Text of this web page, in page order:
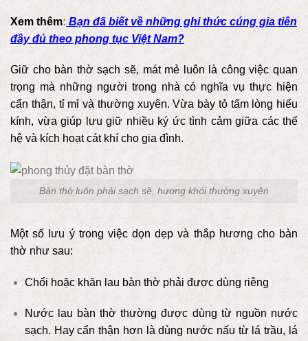
Xem thêm: Bạn đã biết về những ghi thức cúng gia tiên
đầy đủ theo phong tục Việt Nam?
Giữ cho bàn thờ sạch sẽ, mát mẻ luôn là công việc quan
trọng mà những người trong nhà có nghĩa vụ thực hiện
cẩn thận, tỉ mỉ và thường xuyên. Vừa bày tỏ tấm lòng hiếu
kính, vừa giúp lưu giữ nhiều ký ức tình cảm giữa các thế
hệ và kích hoạt cát khí cho gia đình.
Bàn thờ luôn phải sạch sẽ, hương khói thường xuyên
Một số lưu ý trong việc dọn dẹp và thắp hương cho bàn
thờ như sau:
Chổi hoặc khăn lau bàn thờ phải được dùng riêng
Nước lau bàn thờ thường được dùng từ nguồn nước
sạch. Hay cẩn thận hơn là dùng nước nấu từ lá trầu, lá